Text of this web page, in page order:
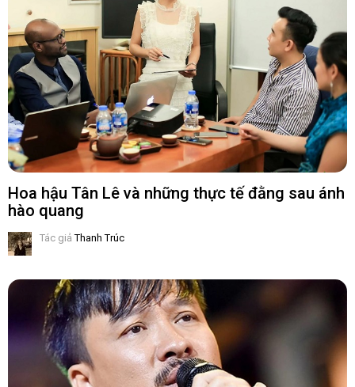
Hoa hậu Tân Lê và những thực tế đằng sau ánh
hào quang
Tác giả Thanh Trúc